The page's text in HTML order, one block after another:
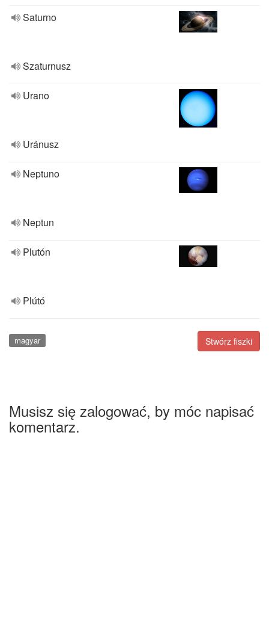
Saturno
Szaturnusz
Urano
Uránusz
Neptuno
Neptun
Plutón
Plútó
Stwórz fiszki
magyar
Musisz się zalogować, by móc napisać
komentarz.